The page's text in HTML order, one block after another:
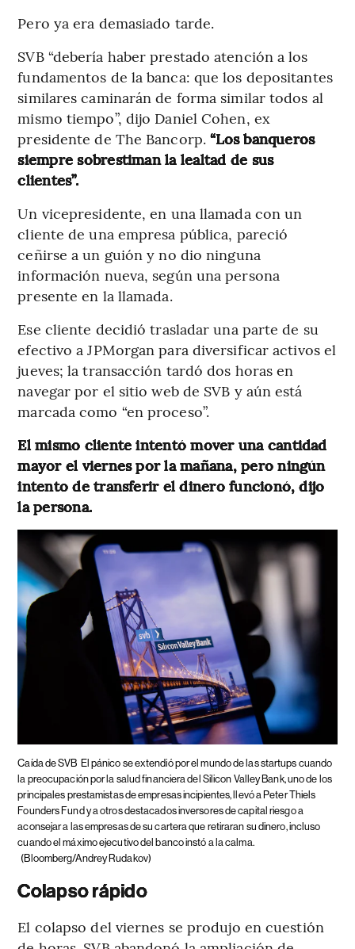
Pero ya era demasiado tarde.
SVB “debería haber prestado atención a los
fundamentos de la banca: que los depositantes
similares caminarán de forma similar todos al
mismo tiempo”, dijo Daniel Cohen, ex
presidente de The Bancorp.“Los banqueros
siempre sobrestiman la lealtad de sus
clientes”.
Un vicepresidente, en una llamada con un
cliente de una empresa pública, pareció
ceñirse a un guión y no dio ninguna
información nueva, según una persona
presente en la llamada.
Ese cliente decidió trasladar una parte de su
efectivo a JPMorgan para diversificar activos el
jueves; la transacción tardó dos horas en
navegar por el sitio web de SVB y aún está
marcada como “en proceso”.
El mismo cliente intentó mover una cantidad
mayor el viernes por la mañana, pero ningún
intento de transferir el dinero funcionó, dijo
la persona.
Caída de SVB El pánico se extendió por el mundo de las startups cuando
la preocupación por la salud financiera del Silicon Valley Bank, uno de los
principales prestamistas de empresas incipientes, llevó a Peter Thiels
Founders Fund y a otros destacados inversores de capital riesgo a
aconsejar a las empresas de su cartera que retiraran su dinero, incluso
cuando el máximo ejecutivo del banco instó a la calma.
(Bloomberg/Andrey Rudakov)
Colapso rápido
El colapso del viernes se produjo en cuestión